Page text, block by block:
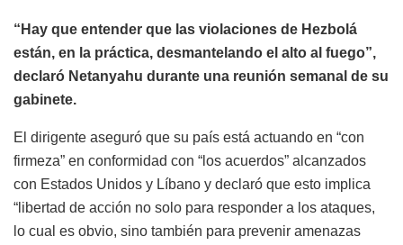
“Hay que entender que las violaciones de Hezbolá
están, en la práctica, desmantelando el alto al fuego”,
declaró Netanyahu durante una reunión semanal de su
gabinete.
El dirigente aseguró que su país está actuando en “con
firmeza” en conformidad con “los acuerdos” alcanzados
con Estados Unidos y Líbano y declaró que esto implica
“libertad de acción no solo para responder a los ataques,
lo cual es obvio, sino también para prevenir amenazas